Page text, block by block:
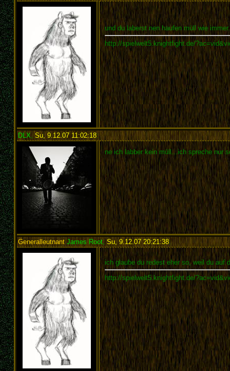
und du laberst nen haufen müll wie
http://spielwelt5.knightfight.de/
DLX Su, 9.12.07 11:02:18:
ne ich labber kein müll...ich spreche nur
GeneralleutnantJames Root,Su, 9.12.07 20:21:38:
ich glaube du redest eher so, weil du auf
http://spielwelt5.knightfight.de/